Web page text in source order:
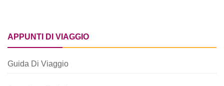
APPUNTI DI VIAGGIO
Guida Di Viaggio